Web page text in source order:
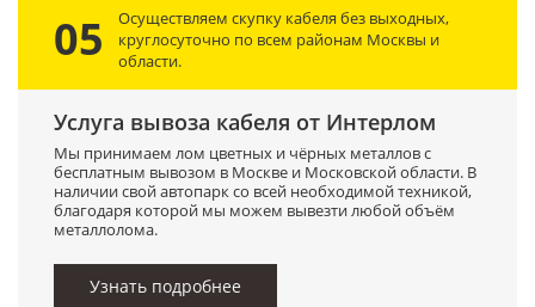
05
Осуществляем скупку кабеля без выходных,
круглосуточно по всем районам Москвы и
области.
Услуга вывоза кабеля от Интерлом
Мы принимаем лом цветных и чёрных металлов с
бесплатным вывозом в Москве и Московской области. В
наличии свой автопарк со всей необходимой техникой,
благодаря которой мы можем вывезти любой объём
металлолома.
Узнать подробнее